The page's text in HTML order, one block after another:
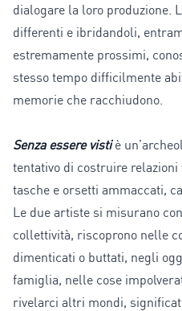
dialogare la loro produzione.
differenti e ibridandoli,
estremamente prossimi,
stesso tempo difficilmente
memorie che racchiudono.
Senza essere visti è
tentativo di costruire
tasche e orsetti ammaccati,
Le due artiste si misurano
collettività, riscoprono nelle
dimenticati o buttati, negli
famiglia, nelle cose
rivelarci altri mondi,